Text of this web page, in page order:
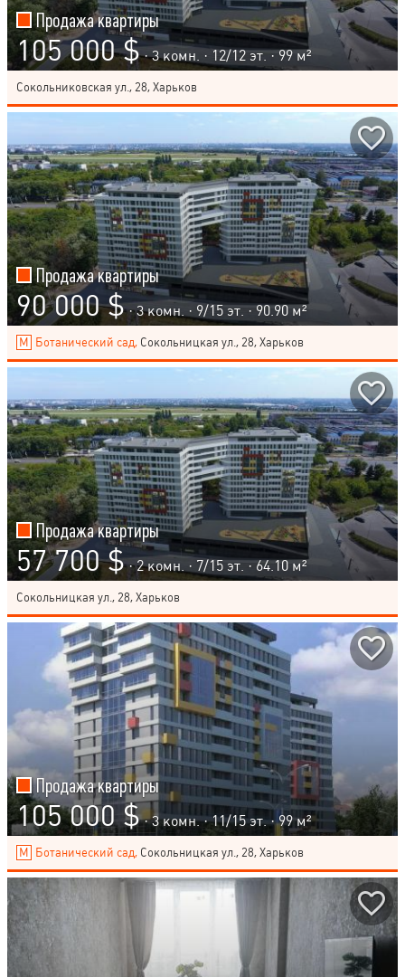
Продажа квартиры
105 000 $ · 3 комн. · 12/12эт. · 99 м²
Сокольниковская ул., 28, Харьков
Продажа квартиры
90 000 $ · 3 комн. · 9/15эт. · 90.90 м²
Ботанический сад, Сокольницкая ул., 28, Харьков
Продажа квартиры
57 700 $ · 2 комн. · 7/15эт. · 64.10 м²
Сокольницкая ул., 28, Харьков
Продажа квартиры
105 000 $ · 3 комн. ·11/15эт. · 99 м²
Ботанический сад, Сокольницкая ул., 28, Харьков